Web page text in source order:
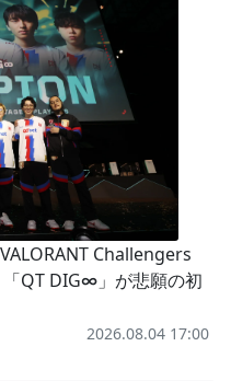
Challengers
QT DIG∞」が悲願の初
2026.08.04 17:00